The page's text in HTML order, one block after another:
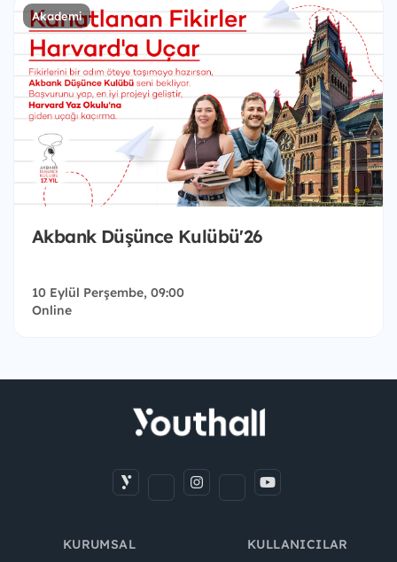
Akademi
Akbank Düşünce Kulübü'26
10 Eylül Perşembe, 09:00
Online
KURUMSAL KULLANICILAR